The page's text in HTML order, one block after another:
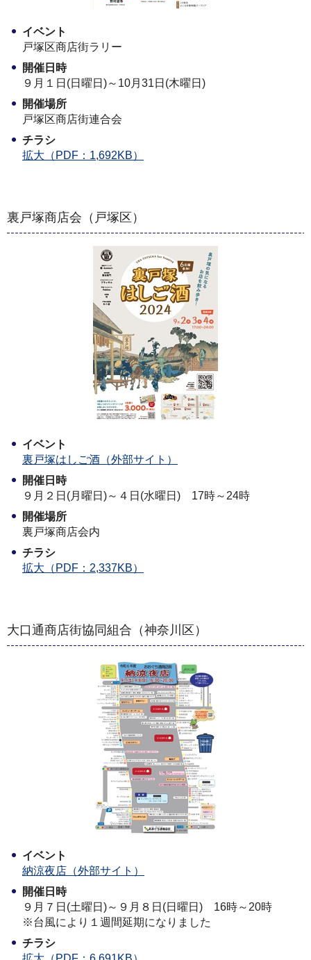
イベント
戸塚区商店街ラリー
開催日時
９月１日(日曜日)～10月31日(木曜日)
開催場所
戸塚区商店街連合会
チラシ
拡大（PDF：1,692KB）
裏戸塚商店会（戸塚区）
イベント
裏戸塚はしご酒（外部サイト）
開催日時
９月２日(月曜日)～４日(水曜日) 17時～24時
開催場所
裏戸塚商店会内
チラシ
拡大（PDF：2,337KB）
大口通商店街協同組合（神奈川区）
イベント
納涼夜店（外部サイト）
開催日時
９月７日(土曜日)～９月８日(日曜日) 16時～20時
※台風により１週間延期になりました
チラシ